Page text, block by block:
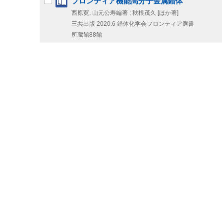
西原寛, 山元公寿編著 ; 秋根茂久 [ほか著]
三共出版 2020.6 錯体化学会フロンティア選書
所蔵館88館